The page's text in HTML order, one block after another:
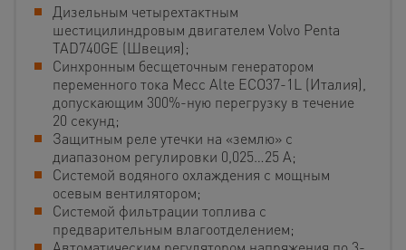
Дизельным четырехтактным
шестицилиндровым двигателем Volvo Penta
TAD740GE (Швеция);
Cинхронным бесщеточным генератором
переменного тока Mecc Alte ECO37-1L (Италия),
допускающим 300%-ную перегрузку в течение
20 секунд;
Защитным реле утечки на «землю» с
диапазоном регулировки 0,025…25 А;
Cистемой водяного охлаждения с мощным
осевым вентилятором;
Cистемой фильтрации топлива с
предварительным влагоотделением;